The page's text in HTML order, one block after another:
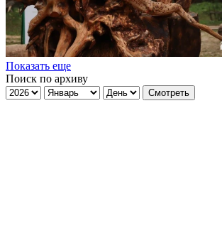
Показать еще
Поиск по архиву
Смотреть